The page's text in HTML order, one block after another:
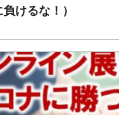
けるな！）